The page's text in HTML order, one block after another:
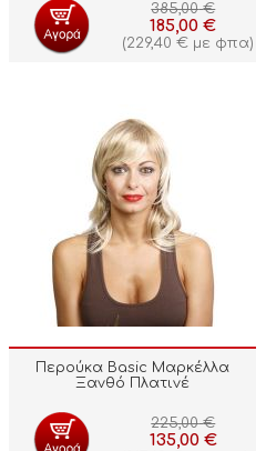
385,00 €
185,00 €
(229,40 €με φπα)
Περούκα Basic Μαρκέλλα
Ξανθό Πλατινέ
225,00 €
135,00 €